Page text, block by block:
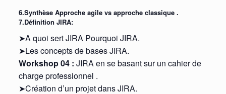
6.Synthèse Approche agile vs approche classique .
7.Définition JIRA:
➤A quoi sert JIRA Pourquoi JIRA.
➤Les concepts de bases JIRA.
Workshop 04 : JIRA en se basant sur un cahier de
charge professionnel .
➤Création d’un projet dans JIRA.